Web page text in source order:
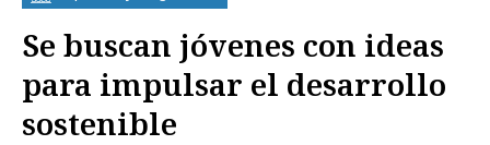
Se buscan jóvenes con ideas
para impulsar el desarrollo
sostenible